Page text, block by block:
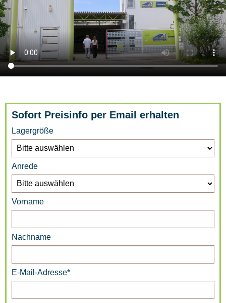
Sofort Preisinfo per Email erhalten
Lagergröße
Anrede
Vorname
Nachname
E-Mail-Adresse*